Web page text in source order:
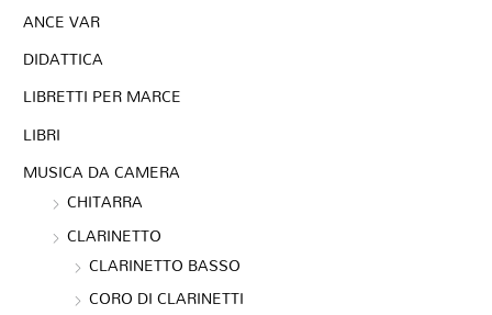
ANCE VAR
DIDATTICA
LIBRETTI PER MARCE
LIBRI
MUSICA DA CAMERA
CHITARRA
CLARINETTO
CLARINETTO BASSO
CORO DI CLARINETTI